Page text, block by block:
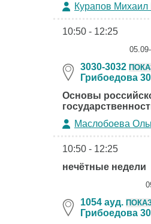
Курапов
10:50 - 12:25
3030-3032
Грибоедова
Основы
Маслобоева
10:50 - 12:25
нечётные недели
1054 ауд.
Грибоедова